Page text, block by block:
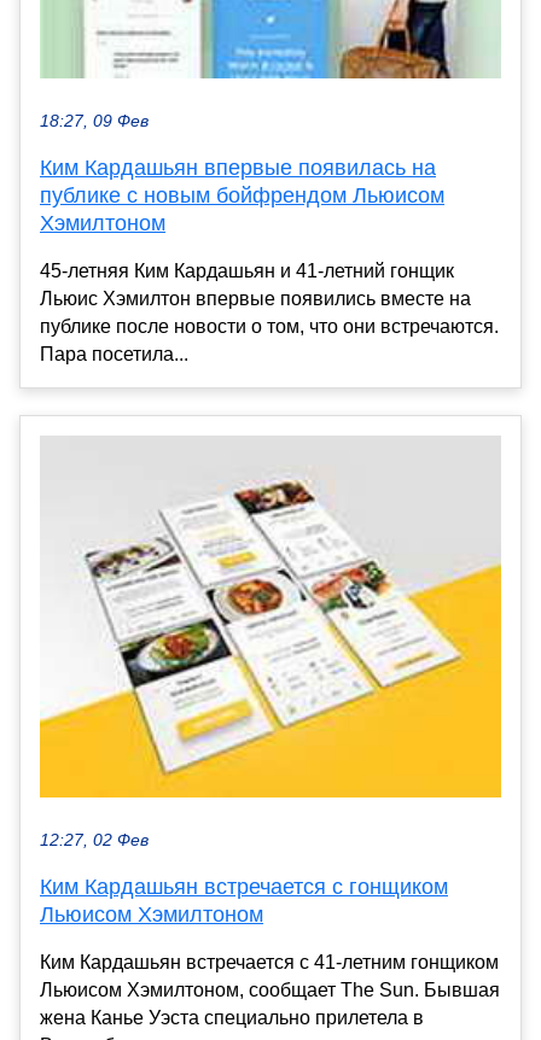
18:27, 09 Фев
Ким Кардашьян впервые появилась на
публике с новым бойфрендом Льюисом
Хэмилтоном
45-летняя Ким Кардашьян и 41-летний гонщик
Льюис Хэмилтон впервые появились вместе на
публике после новости о том, что они встречаются.
Пара посетила...
12:27, 02 Фев
Ким Кардашьян встречается с гонщиком
Льюисом Хэмилтоном
Ким Кардашьян встречается с 41-летним гонщиком
Льюисом Хэмилтоном, сообщает The Sun. Бывшая
жена Канье Уэста специально прилетела в